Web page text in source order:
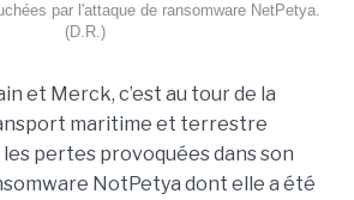
par l'attaque de ransomware NetPetya.
(D.R.)
et Merck, c’est au tour de la
maritime et terrestre
les pertes provoquées dans son
NotPetya dont elle a été